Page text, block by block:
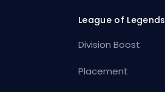
League of Legends
Division Boost
Placement